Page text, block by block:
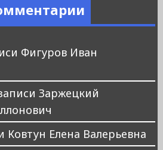
Фигуров Иван
Заржецкий
Ковтун Елена Валерьевна